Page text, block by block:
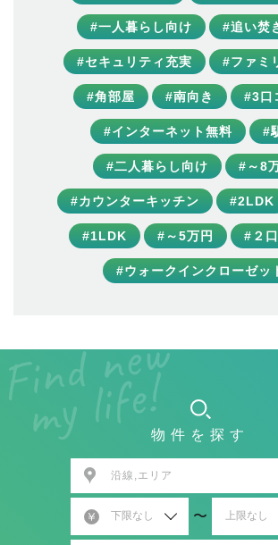
#一人暮らし向け #追い焚
#セキュリティ充実 #ファミ
#角部屋 #南向き #3口
#インターネット無料 #
#二人暮らし向け #～8
#カウンターキッチン #2LDK
#1LDK #～5万円 #２
#ウォークインクローゼッ
物件を探す
沿線,エリア
〜